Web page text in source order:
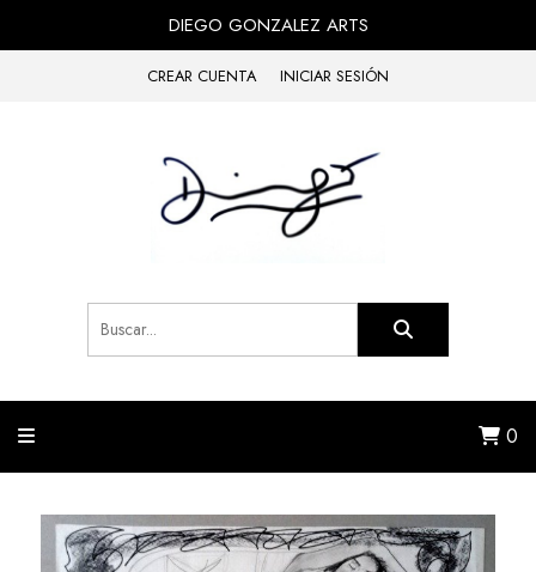
DIEGO GONZALEZ ARTS
CREAR CUENTA INICIAR SESIÓN
0